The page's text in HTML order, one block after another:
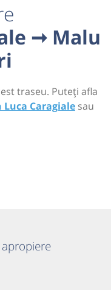
➞ Malu
traseu. Puteți afla
Luca Caragiale sau